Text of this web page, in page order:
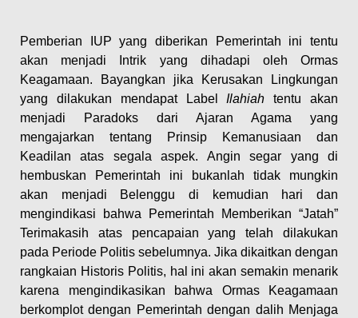
Pemberian IUP yang diberikan Pemerintah ini tentu
akan menjadi Intrik yang dihadapi oleh Ormas
Keagamaan. Bayangkan jika Kerusakan Lingkungan
yang dilakukan mendapat Label Ilahiah tentu akan
menjadi Paradoks dari Ajaran Agama yang
mengajarkan tentang Prinsip Kemanusiaan dan
Keadilan atas segala aspek. Angin segar yang di
hembuskan Pemerintah ini bukanlah tidak mungkin
akan menjadi Belenggu di kemudian hari dan
mengindikasi bahwa Pemerintah Memberikan “Jatah”
Terimakasih atas pencapaian yang telah dilakukan
pada Periode Politis sebelumnya. Jika dikaitkan dengan
rangkaian Historis Politis, hal ini akan semakin menarik
karena mengindikasikan bahwa Ormas Keagamaan
berkomplot dengan Pemerintah dengan dalih Menjaga